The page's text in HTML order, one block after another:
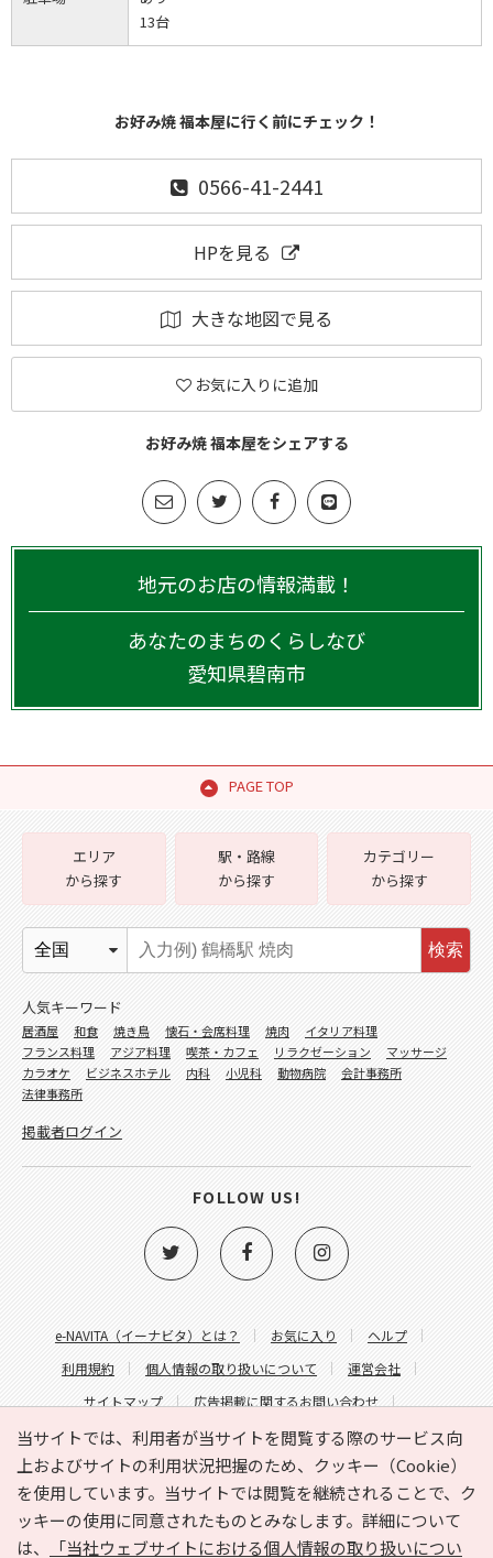
13台
お好み焼 福本屋に行く前にチェック！
0566-41-2441
HPを見る
大きな地図で見る
お気に入りに追加
お好み焼 福本屋をシェアする
地元のお店の情報満載！
あなたのまちのくらしなび
愛知県碧南市
PAGE TOP
当サイトでは、利用者が当サイトを閲覧する際のサービス向
上およびサイトの利用状況把握のため、クッキー（Cookie）
を使用しています。当サイトでは閲覧を継続されることで、ク
ッキーの使用に同意されたものとみなします。詳細について
は、
「当社ウェブサイトにおける個人情報の取り扱いについ
e-NAVITA（イーナビタ）とは？ お気に入り
ヘルプ
利用規約
個人情報の取り扱いについて
運営会社
サイトマップ
広告掲載に関するお問い合わせ
サイトの内容に関するお問い合わせ
エリア
から探す
駅・路線
から探す
カテゴリー
から探す
検索
人気キーワード
居酒屋 和食 焼き鳥 懐石・会席料理 焼肉
イタリア料理
フランス料理
アジア料理 喫茶・カフェ リラクゼーション
マッサージ
カラオケ
ビジネスホテル 内科 小児科 動物病院
会計事務所
法律事務所
掲載者ログイン
FOLLOW US!